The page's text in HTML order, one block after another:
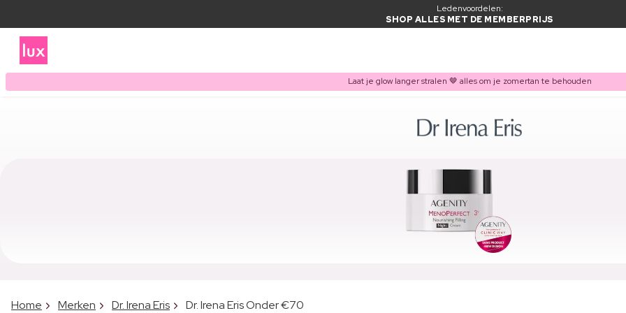
Ledenvoordelen:
SHOP ALLES MET DE MEMBERPRIJS
Laat je glow langer stralen 🤎 alles om je zomertan te behouden
Home Merken Dr. Irena Eris Dr. Irena Eris Onder €70